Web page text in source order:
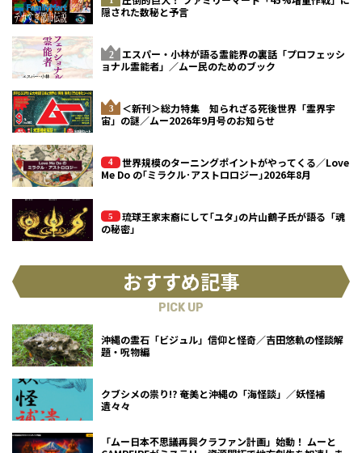
隠された数秘と予言
エスパー・小林が語る霊能界の裏話「プロフェッシ
ョナル霊能者」／ムー民のためのブック
＜新刊＞総力特集 知られざる死後世界「霊界宇
宙」の謎／ムー2026年9月号のお知らせ
世界規模のターニングポイントがやってくる／Love
Me Do の｢ミラクル･アストロロジー｣2026年8月
琉球王家末裔にして｢ユタ｣の片山鶴子氏が語る「魂
の秘密」
おすすめ記事
PICK UP
沖縄の霊石「ビジュル」信仰と怪奇／吉田悠軌の怪談解
題・呪物編
クブシメの祟り!? 奄美と沖縄の「海怪談」／妖怪補
遺々々
「ムー日本不思議再興クラファン計画」始動！ ムーと